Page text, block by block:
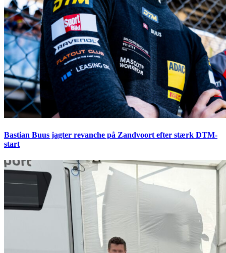
Bastian Buus jagter revanche på Zandvoort efter stærk DTM-
start